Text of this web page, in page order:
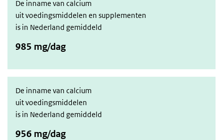
De inname van calcium
uit voedingsmiddelen en supplementen
is in Nederland gemiddeld
985 mg/dag
De inname van calcium
uit voedingsmiddelen
is in Nederland gemiddeld
956 mg/dag